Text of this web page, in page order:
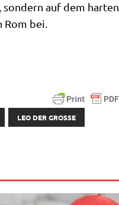
auf dem har­ten
bei.
LEO DER GROSSE